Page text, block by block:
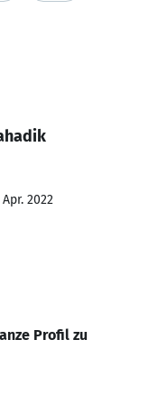
2022
Profil zu